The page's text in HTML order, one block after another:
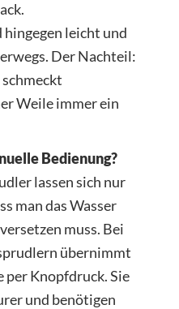
leicht und
Der Nachteil:
Weile immer ein
Bedienung?
lassen sich nur
man das Wasser
muss. Bei
übernimmt
per Knopfdruck. Sie
und benötigen